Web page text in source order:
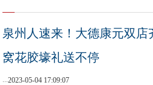
泉州人速来！大德康元双店
窝花胶壕礼送不停
...2023-05-04 17:09:07